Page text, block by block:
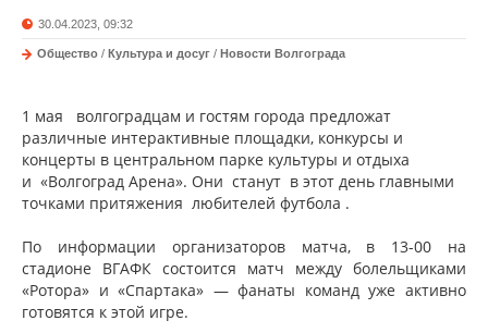
30.04.2023, 09:32
Общество / Культура и досуг / Новости Волгограда
1 мая волгоградцам и гостям города предложат
различные интерактивные площадки, конкурсы и
концерты в центральном парке культуры и отдыха
и «Волгоград Арена». Они станут в этот день главными
точками притяжения любителей футбола .
По информации организаторов матча, в 13-00 на
стадионе ВГАФК состоится матч между болельщиками
«Ротора» и «Спартака» — фанаты команд уже активно
готовятся к этой игре.